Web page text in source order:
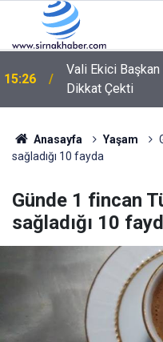
15:26
Vali Ekici
Dikkat Çekti
Anasayfa Yaşam
sağladığı 10 fayda
Günde 1 fincan
sağladığı 10